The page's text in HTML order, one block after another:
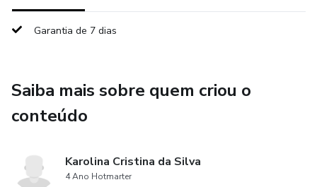
VALOR 6,00
Garantia de 7 dias
Saiba mais sobre quem criou o
conteúdo
Karolina Cristina da Silva
4 Ano Hotmarter